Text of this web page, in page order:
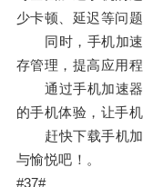
少卡顿、延迟等问题
同时，手机加速
存管理，提高应用
通过手机加速器
的手机体验，让手
赶快下载手机加
与愉悦吧！。
#37#